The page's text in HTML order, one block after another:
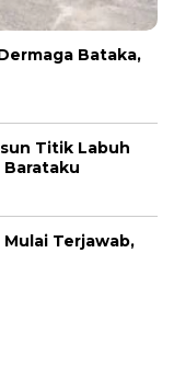
Bataka,
Titik Labuh
Barataku
Mulai Terjawab,